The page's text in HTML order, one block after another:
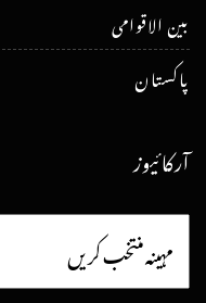
بین الاقوامی
پاکستان
آرکائیوز